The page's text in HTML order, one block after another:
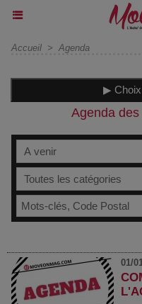
Accueil > Agenda
▶ Choix
Agenda
01/